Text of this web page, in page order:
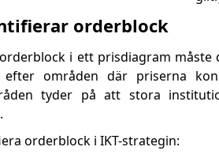
orderblock
i ett prisdiagram måste
områden där priserna
tyder på att stora
orderblock i IKT-strategin: